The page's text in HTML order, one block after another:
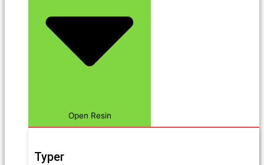
Open Resin
Typer